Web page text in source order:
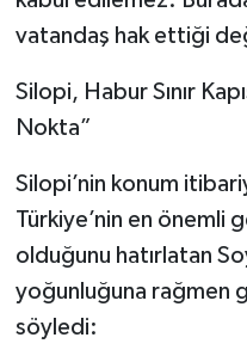
vatandaş hak ettiği
Silopi, Habur Sınır
Nokta”
Silopi’nin konum
Türkiye’nin en önemli
olduğunu hatırlatan
yoğunluğuna rağmen
söyledi: